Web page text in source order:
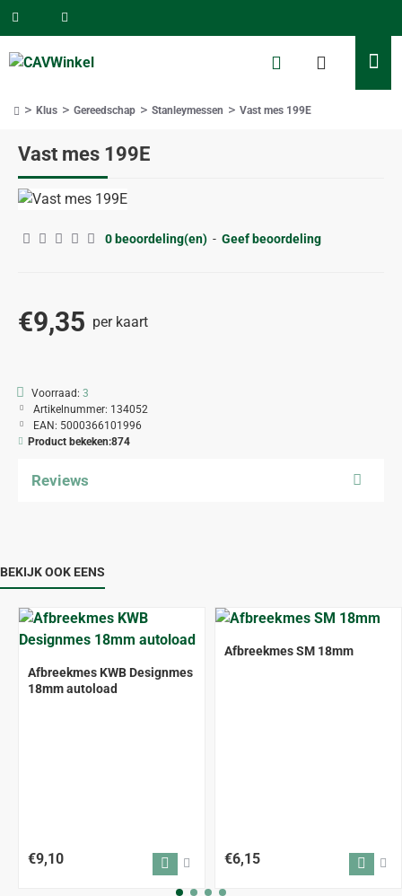
Vast mes 199E
Klus Gereedschap Stanleymessen Vast mes 199E
0 beoordeling(en) - Geef beoordeling
€9,35 per kaart
Voorraad: 3
Artikelnummer: 134052
EAN: 5000366101996
Product bekeken:874
Reviews
BEKIJK OOK EENS
Afbreekmes KWB Designmes
18mm autoload
€9,10
Afbreekmes SM 18mm
€6,15